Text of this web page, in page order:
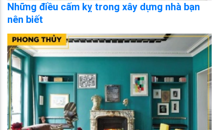
Những điều cấm kỵ trong xây dựng nhà bạn
nên biết